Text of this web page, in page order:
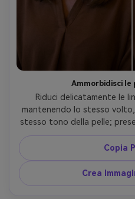
Ammorbidisci le
Riduci delicatamente le
mantenendo lo stesso
stesso tono della pelle;
transizioni delle ombre e
--ar
Copia
Crea